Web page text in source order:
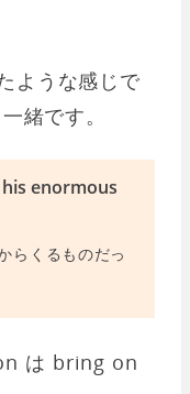
ような感じで
緒です。
enormous
らくるものだっ
は bring on